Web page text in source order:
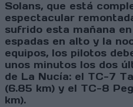
Solans, que está
espectacular
sufrido esta mañana
espadas en alto y la
equipos, los pilotos
unos minutos los dos
de La Nucía: el TC-7
(6.85 km) y el TC-8
km).